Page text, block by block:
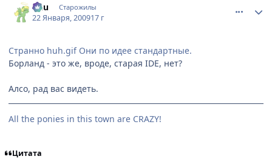
Кuu Старожилы
22 Января, 200917 г
Странно huh.gif Они по идее стандартные.
Борланд - это же, вроде, старая IDE, нет?
Алсо, рад вас видеть.
All the ponies in this town are CRAZY!
Цитата